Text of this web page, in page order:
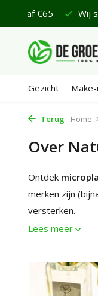
3300+ reviews
Gezicht
Terug Home
Over
Ontdek
merken zijn
versterken.
Lees meer